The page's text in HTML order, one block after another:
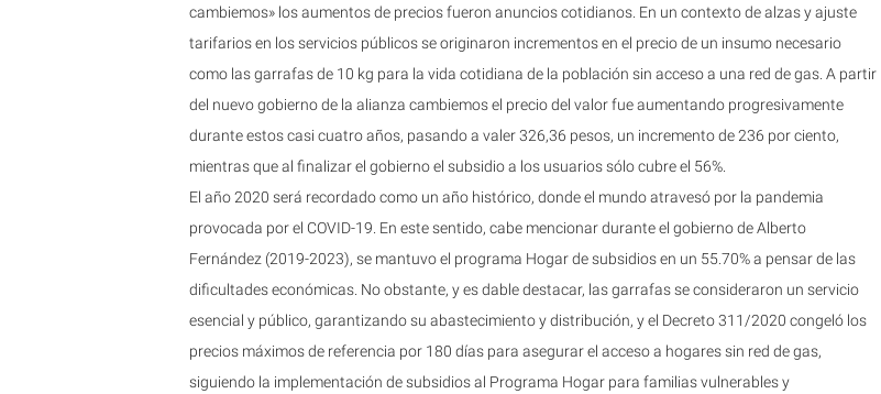
cambiemos» los aumentos de precios fueron anuncios cotidianos. En un contexto de alzas y ajuste
tarifarios en los servicios públicos se originaron incrementos en el precio de un insumo necesario
como las garrafas de 10 kg para la vida cotidiana de la población sin acceso a una red de gas. A partir
del nuevo gobierno de la alianza cambiemos el precio del valor fue aumentando progresivamente
durante estos casi cuatro años, pasando a valer 326,36 pesos, un incremento de 236 por ciento,
mientras que al finalizar el gobierno el subsidio a los usuarios sólo cubre el 56%.
El año 2020 será recordado como un año histórico, donde el mundo atravesó por la pandemia
provocada por el COVID-19. En este sentido, cabe mencionar durante el gobierno de Alberto
Fernández (2019-2023), se mantuvo el programa Hogar de subsidios en un 55.70% a pensar de las
dificultades económicas. No obstante, y es dable destacar, las garrafas se consideraron un servicio
esencial y público, garantizando su abastecimiento y distribución, y el Decreto 311/2020 congeló los
precios máximos de referencia por 180 días para asegurar el acceso a hogares sin red de gas,
siguiendo la implementación de subsidios al Programa Hogar para familias vulnerables y